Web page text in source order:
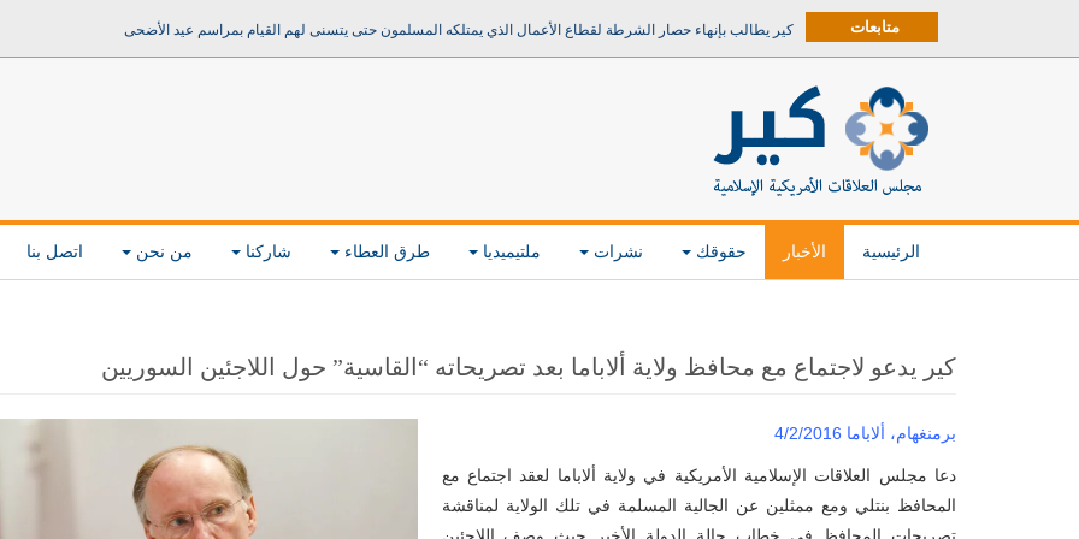
متابعات كير يطالب بإنهاء حصار الشرطة لقطاع الأعمال الذي يمتلكه المسلمون حتى يتسنى لهم القيام بمراسم عيد الأضحى
الرئيسية الأخبار حقوقك نشرات ملتيميديا طرق العطاء شاركنا من نحن اتصل بنا
كير يدعو لاجتماع مع محافظ ولاية ألاباما بعد تصريحاته “القاسية” حول اللاجئين السوريين
برمنغهام، ألاباما 4/2/2016
دعا مجلس العلاقات الإسلامية الأمريكية في ولاية ألاباما لعقد اجتماع مع
المحافظ بنتلي ومع ممثلين عن الجالية المسلمة في تلك الولاية لمناقشة